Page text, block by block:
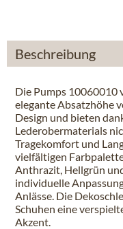
Beschreibung
Die Pumps 10060010
elegante Absatzhöhe
Design und bieten
Lederobermaterials
Tragekomfort und
vielfältigen
Anthrazit, Hellgrün
individuelle
Anlässe. Die
Schuhen eine
Akzent.